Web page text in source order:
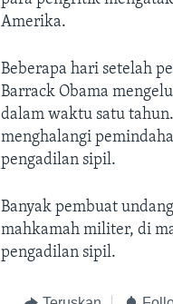
Amerika.
Beberapa hari setelah
Barrack Obama
dalam waktu satu
menghalangi
pengadilan sipil.
Banyak pembuat
mahkamah militer, di
pengadilan sipil.